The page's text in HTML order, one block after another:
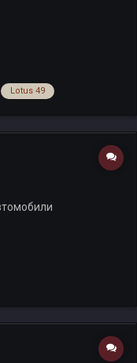
9500 крейсерских об/
Lotus 49